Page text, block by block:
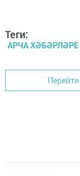
Теги:
АРЧА ХӘБӘРЛӘРЕ